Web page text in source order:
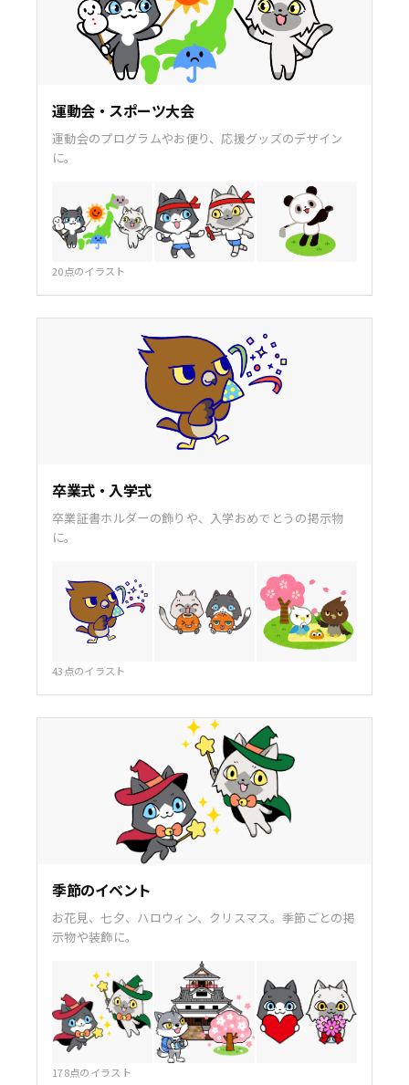
運動会・スポーツ大会
運動会のプログラムやお便り、応援グッズのデザイン
に。
20点のイラスト
卒業式・入学式
卒業証書ホルダーの飾りや、入学おめでとうの掲示物
に。
43点のイラスト
季節のイベント
お花見、七夕、ハロウィン、クリスマス。季節ごとの掲
示物や装飾に。
178点のイラスト